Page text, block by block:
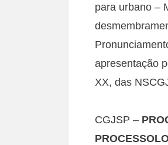
para urbano –
apresentação
XX, das
CGJSP –